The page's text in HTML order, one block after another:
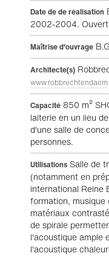
Date de de réalisation
2002-2004.
Maîtrise d'ouvrage
Architecte(s)
www.robbrechtendaem
Capacité 850 m²
laiterie en un lieu
d'une salle de
personnes.
Utilisations Salle de
(notamment en
international Reine
formation, musique
matériaux
de spirale
l'acoustique ample
l'acoustique